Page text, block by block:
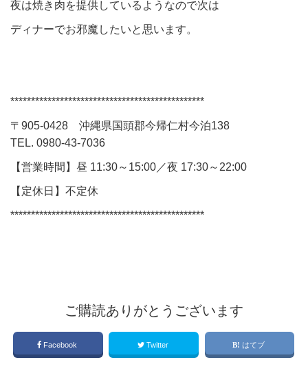
夜は焼き肉を提供しているようなので次は
ディナーでお邪魔したいと思います。
***********************************************
〒905-0428 沖縄県国頭郡今帰仁村今泊138
TEL. 0980-43-7036
【営業時間】昼 11:30～15:00／夜 17:30～22:00
【定休日】不定休
***********************************************
ご購読ありがとうございます
Facebook Twitter はてブ